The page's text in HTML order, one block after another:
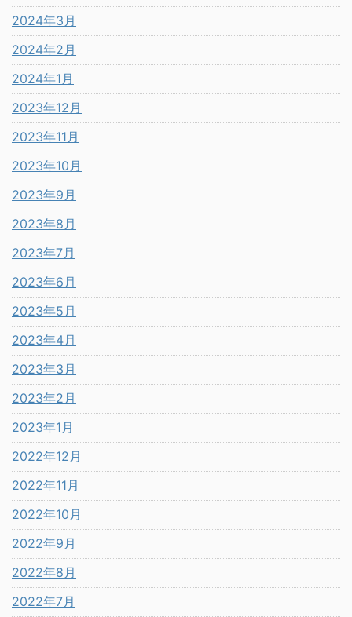
2024年3月
2024年2月
2024年1月
2023年12月
2023年11月
2023年10月
2023年9月
2023年8月
2023年7月
2023年6月
2023年5月
2023年4月
2023年3月
2023年2月
2023年1月
2022年12月
2022年11月
2022年10月
2022年9月
2022年8月
2022年7月